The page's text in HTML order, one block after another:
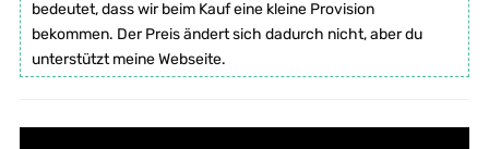
bedeutet, dass wir beim Kauf eine kleine Provision
bekommen. Der Preis ändert sich dadurch nicht, aber du
unterstützt meine Webseite.